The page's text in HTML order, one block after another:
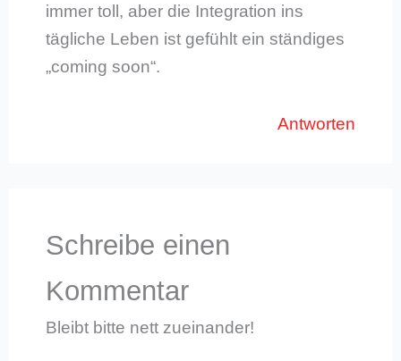
immer toll, aber die Integration ins
tägliche Leben ist gefühlt ein ständiges
„coming soon“.
Antworten
Schreibe einen
Kommentar
Bleibt bitte nett zueinander!